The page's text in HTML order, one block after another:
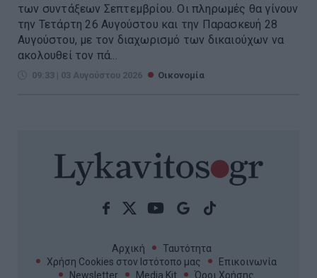
των συντάξεων Σεπτεμβρίου. Οι πληρωμές θα γίνουν
την Τετάρτη 26 Αυγούστου και την Παρασκευή 28
Αυγούστου, με τον διαχωρισμό των δικαιούχων να
ακολουθεί τον πά...
09:33 | 03 Αυγούστου 2026 Οικονομία
Αρχική
Ταυτότητα
Χρήση Cookies στον Ιστότοπο μας
Επικοινωνία
Newsletter
Media Kit Όροι Χρήσης